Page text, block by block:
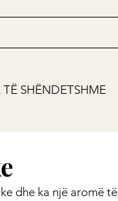
TË SHËNDETSHME
dhe ka një aromë të